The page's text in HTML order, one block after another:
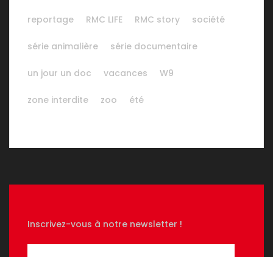
reportage RMC LIFE RMC story société
série animalière série documentaire
un jour un doc vacances W9
zone interdite zoo été
Inscrivez-vous à notre newsletter !